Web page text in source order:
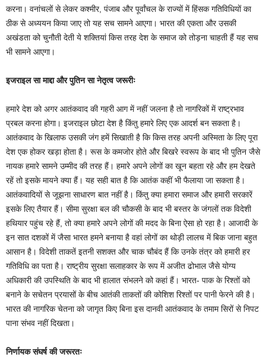
करना। वनांचलों से लेकर कश्मीर, पंजाब और पूर्वांचल के राज्यों में हिंसक गतिविधियों का
ठीक से अध्ययन किया जाए तो यह सच सामने आएगा। भारत की एकता और उसकी
अखंडता को चुनौती देती ये शक्तियां किस तरह देश के समाज को तोड़ना चाहती हैं यह सच
भी सामने आएगा।
इजराइल सा माद्दा और पुतिन सा नेतृत्व जरूरीः
हमारे देश को अगर आतंकवाद की गहरी आग में नहीं जलना है तो नागरिकों में राष्ट्रभाव
प्रबल करना होगा। इजराइल छोटा देश है किंतु हमारे लिए एक आदर्श बन सकता है।
आतंकवाद के खिलाफ उसकी जंग हमें सिखाती है कि किस तरह अपनी अस्मिता के लिए पूरा
देश एक होकर खड़ा होता है। रूस के कमजोर होते और बिखरे स्वरूप के बाद भी पुतिन जैसे
नायक हमारे सामने उम्मीद की तरह हैं। हमारे अपने लोगों का खून बहता रहे और हम देखते
रहें तो इसके मायने क्या हैं। यह सही बात है कि आतंक कहीं भी फैलाया जा सकता है।
आतंकवादियों से जूझना साधारण बात नहीं है। किंतु क्या हमारा समाज और हमारी सरकारें
इसके लिए तैयार हैं। सीमा सुरक्षा बल की चौकसी के बाद भी बस्तर के जंगलों तक विदेशी
हथियार पहुंच रहे हैं, तो क्या हमारे अपने लोगों की मदद के बिना ऐसा हो रहा है। आजादी के
इन सात दशकों में जैसा भारत हमने बनाया है वहां लोगों का थोड़ी लालच में बिक जाना बहुत
आसान है। विदेशी ताकतें इतनी सशक्त और चाक चौबंद हैं कि उनके तंत्र को हमारी हर
गतिविधि का पता है। राष्ट्रीय सुरक्षा सलाहकार के रूप में अजीत ढोभाल जैसे योग्य
अधिकारी की उपस्थिति के बाद भी हालात संभलने को कहां हैं। भारत- पाक के रिश्तों को
बनाने के सचेतन प्रयासों के बीच आतंकी ताकतों की कोशिश रिश्तों पर पानी फेरने की है।
भारत की नागरिक चेतना को जागृत किए बिना इस दानवी आतंकवाद के तमाम सिरों से निपट
पाना संभव नहीं दिखता।
निर्णायक संघर्ष की जरूरतः